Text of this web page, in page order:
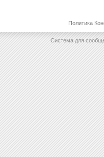
Политика
Система для